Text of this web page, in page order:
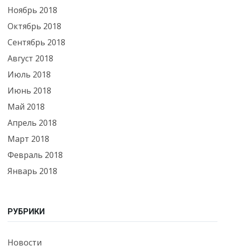
Ноябрь 2018
Октябрь 2018
Сентябрь 2018
Август 2018
Июль 2018
Июнь 2018
Май 2018
Апрель 2018
Март 2018
Февраль 2018
Январь 2018
РУБРИКИ
Новости